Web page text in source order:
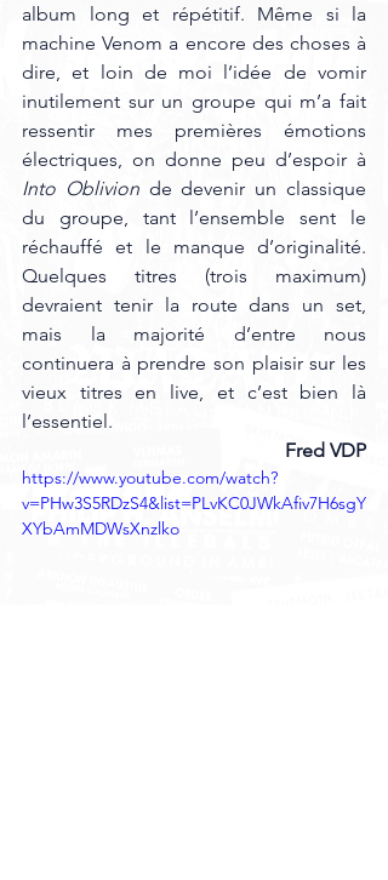
album long et répétitif. Même si la
machine Venom a encore des choses à
dire, et loin de moi l’idée de vomir
inutilement sur un groupe qui m’a fait
ressentir mes premières émotions
Into Oblivion de devenir un classique
du groupe, tant l’ensemble sent le
réchauffé et le manque d’originalité.
Quelques titres (trois maximum)
devraient tenir la route dans un set,
mais la majorité d’entre nous
continuera à prendre son plaisir sur les
vieux titres en live, et c’est bien là
l’essentiel.
Fred VDP
https://www.youtube.com/watch?
v=PHw3S5RDzS4&list=PLvKC0JWkAfiv7H6sgY
XYbAmMDWsXnzlko